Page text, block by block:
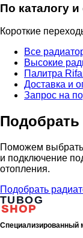
По каталогу
Короткие
Все
Высокие
Палитра
Доставка и
Запрос на
Подобрать
Поможем выбрать
и подключение
отопления.
Подобрать
TUBOG
SHOP
Специализированный